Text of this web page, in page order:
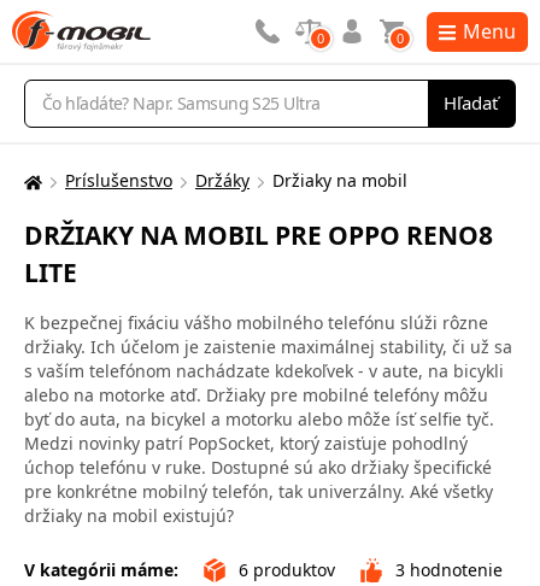
Vyhľadávanie
Hľadať
0 0 Menu
Tu
nachádzate:
Príslušenstvo Držáky Držiaky na mobil
DRŽIAKY NA MOBIL PRE OPPO RENO8
LITE
K bezpečnej fixáciu vášho mobilného telefónu slúži rôzne
držiaky. Ich účelom je zaistenie maximálnej stability, či už sa
s vaším telefónom nachádzate kdekoľvek - v aute, na bicykli
alebo na motorke atď. Držiaky pre mobilné telefóny môžu
byť do auta, na bicykel a motorku alebo môže ísť selfie tyč.
Medzi novinky patrí PopSocket, ktorý zaisťuje pohodlný
úchop telefónu v ruke. Dostupné sú ako držiaky špecifické
pre konkrétne mobilný telefón, tak univerzálny. Aké všetky
držiaky na mobil existujú?
V kategórii máme: 6 produktov 3 hodnotenie